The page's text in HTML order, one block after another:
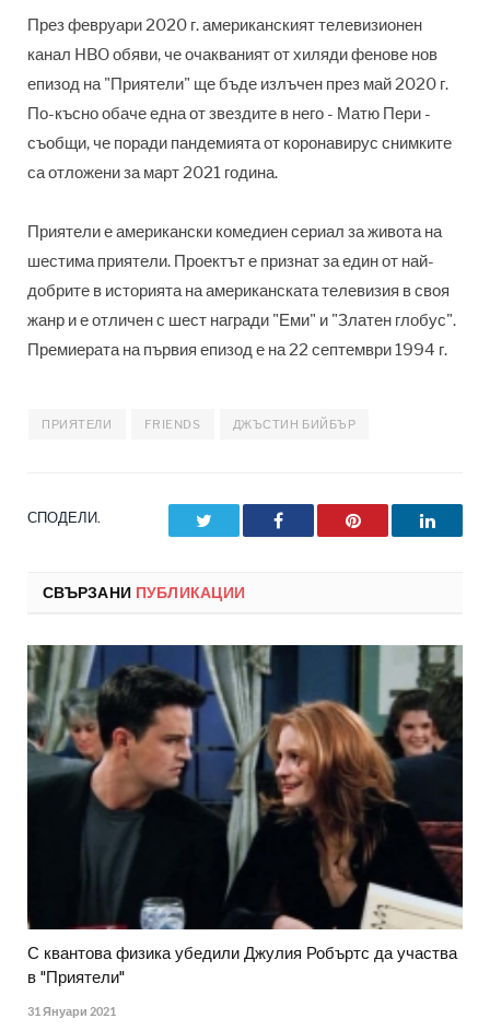
През февруари 2020 г. американският телевизионен
канал HBO обяви, че очакваният от хиляди фенове нов
епизод на "Приятели" ще бъде излъчен през май 2020 г.
По-късно обаче една от звездите в него - Матю Пери -
съобщи, че поради пандемията от коронавирус снимките
са отложени за март 2021 година.
Приятели е американски комедиен сериал за живота на
шестима приятели. Проектът е признат за един от най-
добрите в историята на американската телевизия в своя
жанр и е отличен с шест награди "Еми" и "Златен глобус".
Премиерата на първия епизод е на 22 септември 1994 г.
ПРИЯТЕЛИ FRIENDS ДЖЪСТИН БИЙБЪР
СПОДЕЛИ. Facebook Pinterest
СВЪРЗАНИ ПУБЛИКАЦИИ
С квантова физика убедили Джулия Робъртс да участва
в "Приятели"
31 Януари 2021